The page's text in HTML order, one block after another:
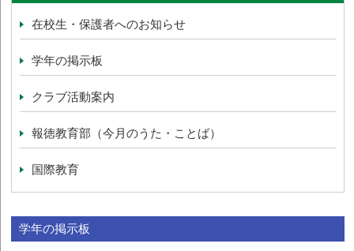
在校生・保護者へのお知らせ
学年の掲示板
クラブ活動案内
報徳教育部（今月のうた・ことば）
国際教育
学年の掲示板